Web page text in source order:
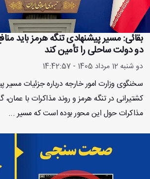
بقائی: مسیر پیشنهادی تنگه هرمز باید
دو دولت ساحلی را تأمین کند
دو شنبه 12 مرداد 1405 - 14:42:57
سخنگوی وزارت امور خارجه درباره جزئیات مسیر
کشتیرانی در تنگه هرمز و روند مذاکرات با
مذاکرات حول این محور بوده است که مسیر ...